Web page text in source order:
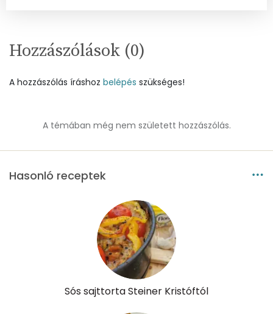
β-crypt
23 micro
Likopin
0 micro
Lut-zea
Hozzászólások (0)
A hozzászólás íráshoz belépés szükséges!
A témában még nem született hozzászólás.
Hasonló receptek
Sós sajttorta Steiner Kristóftól